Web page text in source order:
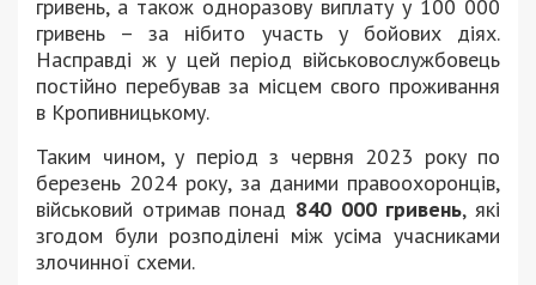
гривень, а також одноразову виплату у 100 000
гривень – за нібито участь у бойових діях.
Насправді ж у цей період військовослужбовець
постійно перебував за місцем свого проживання
в Кропивницькому.
Таким чином, у період з червня 2023 року по
березень 2024 року, за даними правоохоронців,
військовий отримав понад 840 000 гривень, які
згодом були розподілені між усіма учасниками
злочинної схеми.